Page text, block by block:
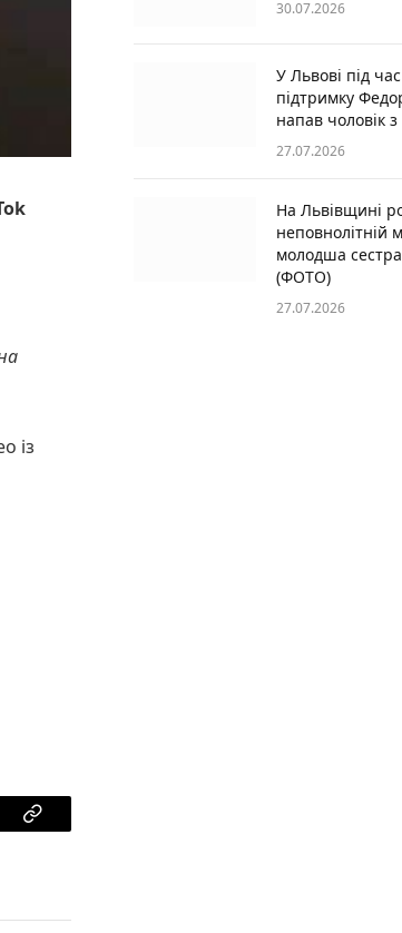
із
Copy
30.07.2026
У Львові під
підтримку
напав чоловік
27.07.2026
На Львівщині
неповнолітній
молодша сестра
(ФОТО)
27.07.2026